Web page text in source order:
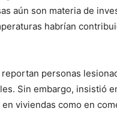
aún son materia de
habrían
personas
Sin embargo, insistió
viviendas como en